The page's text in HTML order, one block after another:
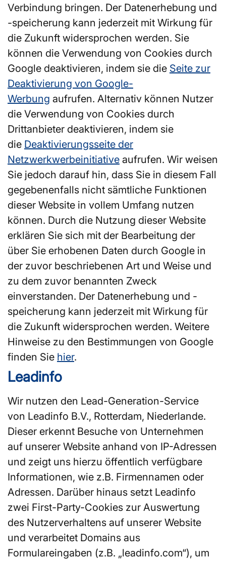
Verbindung bringen. Der Datenerhebung und
-speicherung kann jederzeit mit Wirkung für
die Zukunft widersprochen werden. Sie
können die Verwendung von Cookies durch
Google deaktivieren, indem sie die Seite zur
Deaktivierung von Google-
Werbung aufrufen. Alternativ können Nutzer
die Verwendung von Cookies durch
Drittanbieter deaktivieren, indem sie
die Deaktivierungsseite der
Netzwerkwerbeinitiative aufrufen. Wir weisen
Sie jedoch darauf hin, dass Sie in diesem Fall
gegebenenfalls nicht sämtliche Funktionen
dieser Website in vollem Umfang nutzen
können. Durch die Nutzung dieser Website
erklären Sie sich mit der Bearbeitung der
über Sie erhobenen Daten durch Google in
der zuvor beschriebenen Art und Weise und
zu dem zuvor benannten Zweck
einverstanden. Der Datenerhebung und -
speicherung kann jederzeit mit Wirkung für
die Zukunft widersprochen werden. Weitere
Hinweise zu den Bestimmungen von Google
finden Sie hier.
Leadinfo
Wir nutzen den Lead-Generation-Service
von Leadinfo B.V., Rotterdam, Niederlande.
Dieser erkennt Besuche von Unternehmen
auf unserer Website anhand von IP-Adressen
und zeigt uns hierzu öffentlich verfügbare
Informationen, wie z.B. Firmennamen oder
Adressen. Darüber hinaus setzt Leadinfo
zwei First-Party-Cookies zur Auswertung
des Nutzerverhaltens auf unserer Website
und verarbeitet Domains aus
Formulareingaben (z.B. „leadinfo.com“), um